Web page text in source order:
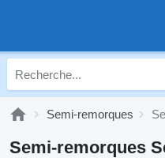
Semi-remorques
Semi-remorques